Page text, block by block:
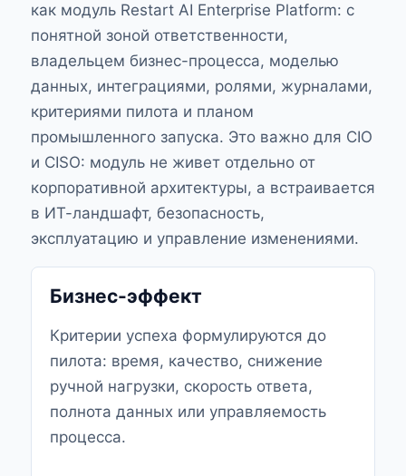
как модуль Restart AI Enterprise Platform: с
понятной зоной ответственности,
владельцем бизнес-процесса, моделью
данных, интеграциями, ролями, журналами,
критериями пилота и планом
промышленного запуска. Это важно для CIO
и CISO: модуль не живет отдельно от
корпоративной архитектуры, а встраивается
в ИТ-ландшафт, безопасность,
эксплуатацию и управление изменениями.
Бизнес-эффект
Критерии успеха формулируются до
пилота: время, качество, снижение
ручной нагрузки, скорость ответа,
полнота данных или управляемость
процесса.